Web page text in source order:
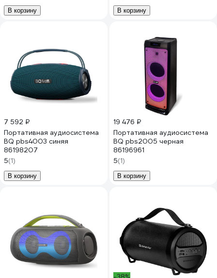
В корзину В корзину
7 592 ₽
Портативная аудиосистема
BQ pbs4003 синяя
86198207
5(1)
В корзину
19 476 ₽
Портативная аудиосистема
BQ pbs2005 черная
86196961
5(1)
В корзину